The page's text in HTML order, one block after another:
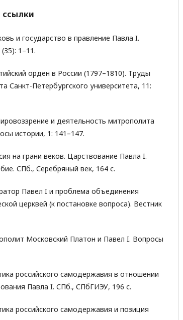
ссылки
и государство в правление Павла I.
1–11.
орден в России (1797–1810). Труды
Санкт-Петербургского университета, 11:
и деятельность митрополита
истории, 1: 141–147.
на грани веков. Царствование Павла I.
СПб., Серебряный век, 164 с.
Павел I и проблема объединения
церквей (к постановке вопроса). Вестник
Московский Платон и Павел I. Вопросы
российского самодержавия в отношении
Павла I. СПб., СПбГИЭУ, 196 с.
российского самодержавия и позиция